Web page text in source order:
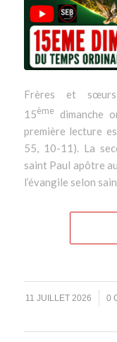
Frères et
15èmedimanche
première lecture
55, 10-11). La
saint Paul apôtre
l’évangile selon
11 JUILLET 2026
/ 0